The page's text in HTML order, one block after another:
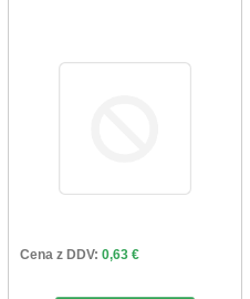
Cena z DDV: 0,63 €